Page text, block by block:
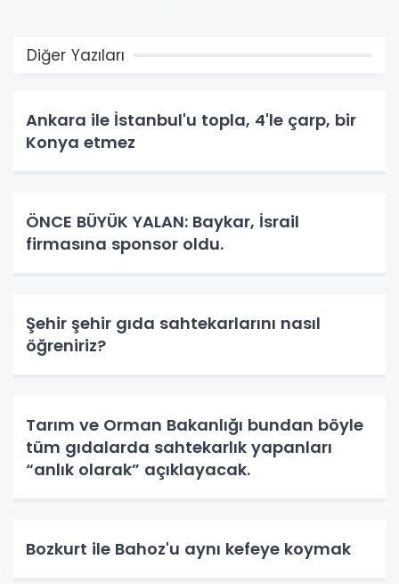
Diğer Yazıları
Ankara ile İstanbul'u topla, 4'le çarp, bir
Konya etmez
ÖNCE BÜYÜK YALAN: Baykar, İsrail
firmasına sponsor oldu.
Şehir şehir gıda sahtekarlarını nasıl
öğreniriz?
Tarım ve Orman Bakanlığı bundan böyle
tüm gıdalarda sahtekarlık yapanları
“anlık olarak” açıklayacak.
Bozkurt ile Bahoz'u aynı kefeye koymak